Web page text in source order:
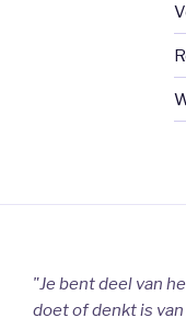
"Je bent deel van
doet of denkt is